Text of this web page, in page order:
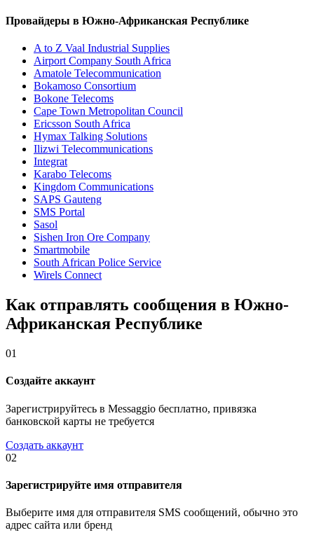
Провайдеры в Южно-Африканская Республике
A to Z Vaal Industrial Supplies
Airport Company South Africa
Amatole Telecommunication
Bokamoso Consortium
Bokone Telecoms
Cape Town Metropolitan Council
Ericsson South Africa
Hymax Talking Solutions
Ilizwi Telecommunications
Integrat
Karabo Telecoms
Kingdom Communications
SAPS Gauteng
SMS Portal
Sasol
Sishen Iron Ore Company
Smartmobile
South African Police Service
Wirels Connect
Как отправлять сообщения в Южно-
Африканская Республике
01
Создайте аккаунт
Зарегистрируйтесь в Messaggio бесплатно, привязка
банковской карты не требуется
Создать аккаунт
02
Зарегистрируйте имя отправителя
Выберите имя для отправителя SMS сообщений, обычно это
адрес сайта или бренд